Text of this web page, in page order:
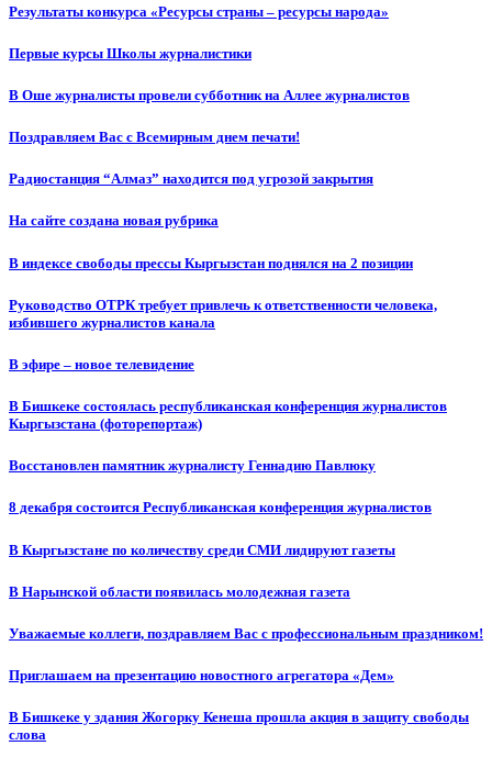
Результаты конкурса «Ресурсы страны – ресурсы народа»
Первые курсы Школы журналистики
В Оше журналисты провели субботник на Аллее журналистов
Поздравляем Вас с Всемирным днем печати!
Радиостанция “Алмаз” находится под угрозой закрытия
На сайте создана новая рубрика
В индексе свободы прессы Кыргызстан поднялся на 2 позиции
Руководство ОТРК требует привлечь к ответственности человека,
избившего журналистов канала
В эфире – новое телевидение
В Бишкеке состоялась республиканская конференция журналистов
Кыргызстана (фоторепортаж)
Восстановлен памятник журналисту Геннадию Павлюку
8 декабря состоится Республиканская конференция журналистов
В Кыргызстане по количеству среди СМИ лидируют газеты
В Нарынской области появилась молодежная газета
Уважаемые коллеги, поздравляем Вас с профессиональным праздником!
Приглашаем на презентацию новостного агрегатора «Дем»
В Бишкеке у здания Жогорку Кенеша прошла акция в защиту свободы
слова